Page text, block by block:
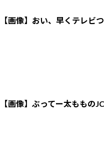
【画像】おい、早くテレ
【画像】ぶってー太ももの